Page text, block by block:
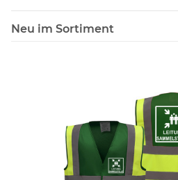
Neu im Sortiment